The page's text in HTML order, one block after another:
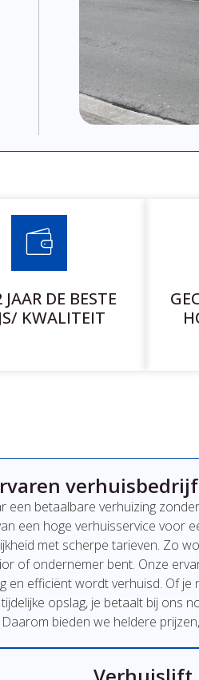
DE BESTE
KWALITEIT
een betaalbare verhuizing zonder
een hoge verhuisservice voor
met scherpe tarieven. Zo
ofondernemer bent. Onze
en efficiëntwordtverhuisd. Ofje
tijdelijke opslag, je betaalt bij ons
Daarom bieden we heldere prijzen,